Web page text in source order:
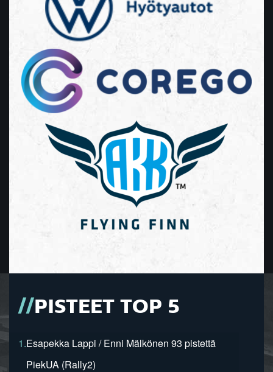
PISTEET TOP 5
1.Esapekka Lappi / Enni Mälkönen 93 pistettä
PiekUA (Rally2)